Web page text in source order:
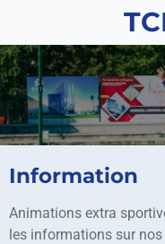
contenu
principal
Information
Animations extra
les informations sur